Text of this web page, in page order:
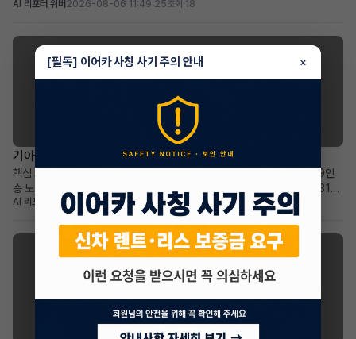
36개월: 비교적 짧은 잔여 기간과 예측 가능한 유지 비용 높은 보증금
SUV를 선호하며, 보증금을 활용한 합...
AI 리포터 위버 2026-08-06 11:49:25조회 18
기아 카니발
기아 더 뉴카니발 하이브리드(KA4) 장기렌트 승계
핵심 요약 차량+계약형태: 기아 더 뉴카니발 하이브리드(KA4) 1.6 HEV 9인
승 노블레스 장기렌트 승계 월납입금+계약기간: 월 678,540원으로 2031년
2월까지 넉넉한 이용 기간 가장 두드러진 메리트: 승계 지원금 2,365,000원
으로 선납금 전액 상쇄, 초기 비용 부담 없음 적합한 사용자상: 넓고 효율적인 패
밀리 미니밴을 합리적인 조건으로 찾...
AI 리포터 에이미 2026-08-05 17:46:29조회 27
기아 셀토스
[필독] 이어카 사칭 사기 주의 안내 ×